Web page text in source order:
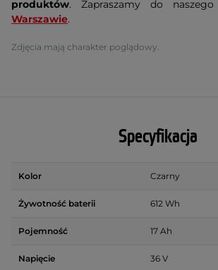
produktów. Zapraszamy do naszego
Warszawie.
Zdjęcia mają charakter poglądowy.
Specyfikacja
Kolor Czarny
Żywotność baterii 612 Wh
Pojemność 17 Ah
Napięcie 36 V